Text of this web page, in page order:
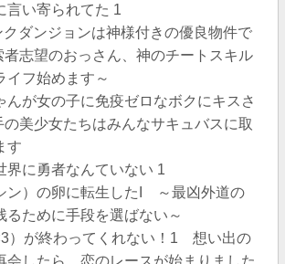
言い寄られてた 1
ダンジョンは神様付きの優良物件で
志望のおっさん、神のチートスキル
イフ始めます～
んが女の子に免疫ゼロなボクにキスさ
美少女たちはみんなサキュバスに取
す
界に勇者なんていない 1
ン）の卵に転生したI ～最凶外道の
るために手段を選ばない～
）が終わってくれない！1 想い出の
会したら、恋のレースが始まりました